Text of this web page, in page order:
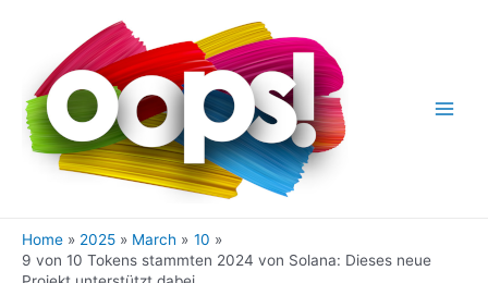
Home 2025 March
10
9 von 10 Tokens stammten 2024 von Solana: Dieses neue